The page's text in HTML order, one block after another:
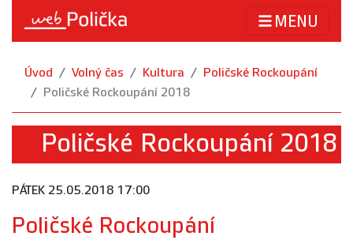
MENU
Úvod Volný čas Kultura
Poličské Rockoupání
Poličské Rockoupání 2018
Poličské Rockoupání 2018
PÁTEK 25.05.2018 17:00
Poličské Rockoupání